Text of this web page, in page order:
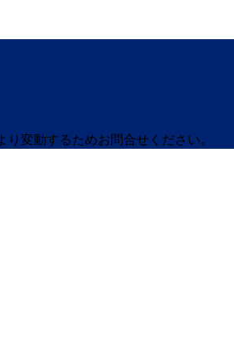
変動するためお問合せください。